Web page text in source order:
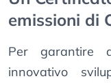
emissioni di
Per garantire
innovativo